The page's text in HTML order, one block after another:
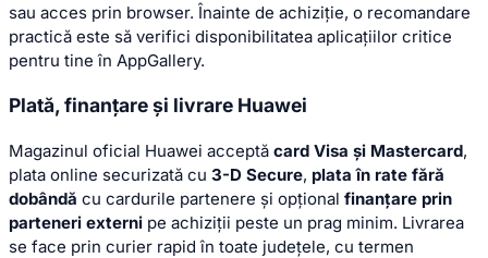
sau acces prin browser. Înainte de achiziție, o recomandare
practică este să verifici disponibilitatea aplicațiilor critice
pentru tine în AppGallery.
Plată, finanțare și livrare Huawei
Magazinul oficial Huawei acceptă card Visa și Mastercard,
plata online securizată cu 3-D Secure, plata în rate fără
dobândă cu cardurile partenere și opțional finanțare prin
parteneri externi pe achiziții peste un prag minim. Livrarea
se face prin curier rapid în toate județele, cu termen